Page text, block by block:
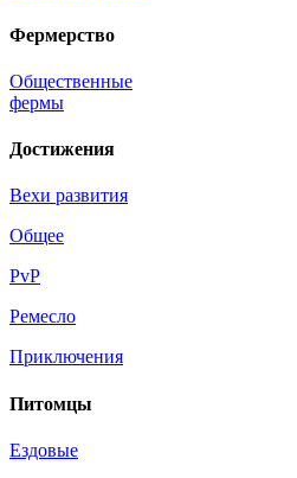
Фермерство
Общественные
фермы
Достижения
Вехи развития
Общее
PvP
Ремесло
Приключения
Питомцы
Ездовые